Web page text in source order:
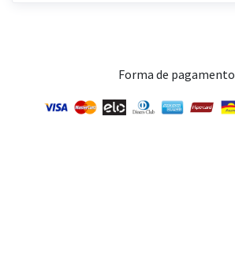
Forma de pagamento